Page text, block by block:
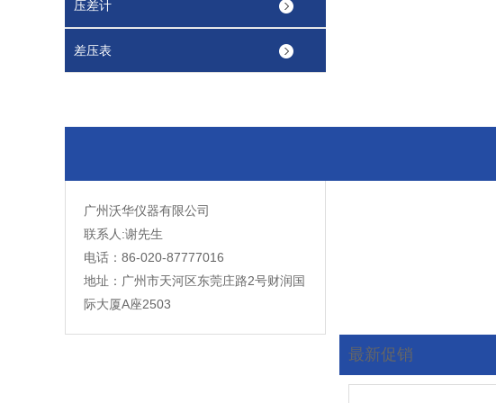
压差计
差压表
广州沃华仪器有限公司
联系人:谢先生
电话：86-020-87777016
地址：广州市天河区东莞庄路2号财润国
际大厦A座2503
最新促销